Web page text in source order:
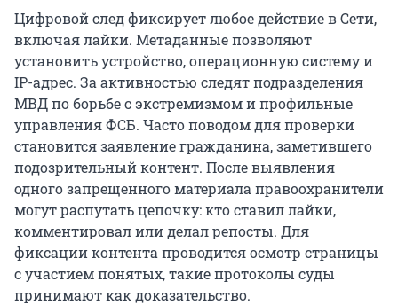
Цифровой след фиксирует любое действие в Сети,
включая лайки. Метаданные позволяют
установить устройство, операционную систему и
IP-адрес. За активностью следят подразделения
МВД по борьбе с экстремизмом и профильные
управления ФСБ. Часто поводом для проверки
становится заявление гражданина, заметившего
подозрительный контент. После выявления
одного запрещенного материала правоохранители
могут распутать цепочку: кто ставил лайки,
комментировал или делал репосты. Для
фиксации контента проводится осмотр страницы
с участием понятых, такие протоколы суды
принимают как доказательство.